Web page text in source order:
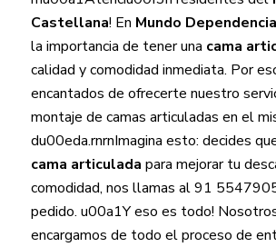
Castellana! En Mundo Dependencia
la importancia de tener una cama
calidad y comodidad inmediata. Por
encantados de ofrecerte nuestro
montaje de camas articuladas en el
du00eda.rnrnImagina esto: decides
cama articulada para mejorar tu
comodidad, nos llamas al 91
pedido. u00a1Y eso es todo!
encargamos de todo el proceso de